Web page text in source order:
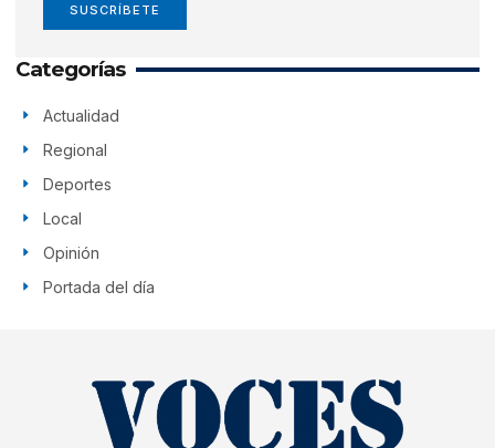
SUSCRÍBETE
Categorías
Actualidad
Regional
Deportes
Local
Opinión
Portada del día